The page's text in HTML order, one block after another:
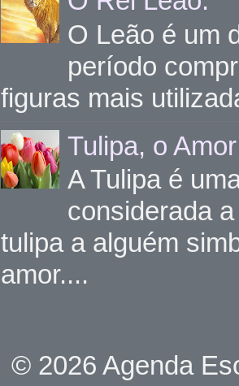
O Leão é um
período
figuras mais
Tulipa, o
A Tulipa é
considerada
tulipa a alguém
amor....
© 2026 Agenda